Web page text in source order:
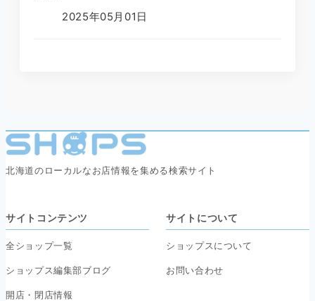
2025年05月01日
北海道のローカルなお店情報を集める検索サイト
サイトコンテンツ
全ショップ一覧
ショップス編集部ブログ
開店・閉店情報
サイトについて
ショップスについて
お問い合わせ